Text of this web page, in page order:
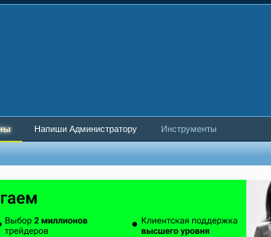
Напиши Администратору Инструменты